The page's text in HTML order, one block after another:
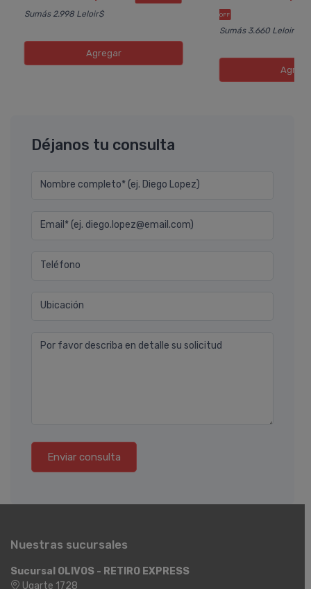
Sumás 2.998 Leloir$
Agregar
OFF
Sumás 3.660 Leloir$
Déjanos tu consulta
Nombre completo* (ej. Diego Lopez)
Email* (ej. diego.lopez@email.com)
Teléfono
Ubicación
Por favor describa en detalle su solicitud
Enviar consulta
Nuestras sucursales
Sucursal OLIVOS - RETIRO EXPRESS
Ugarte 1728